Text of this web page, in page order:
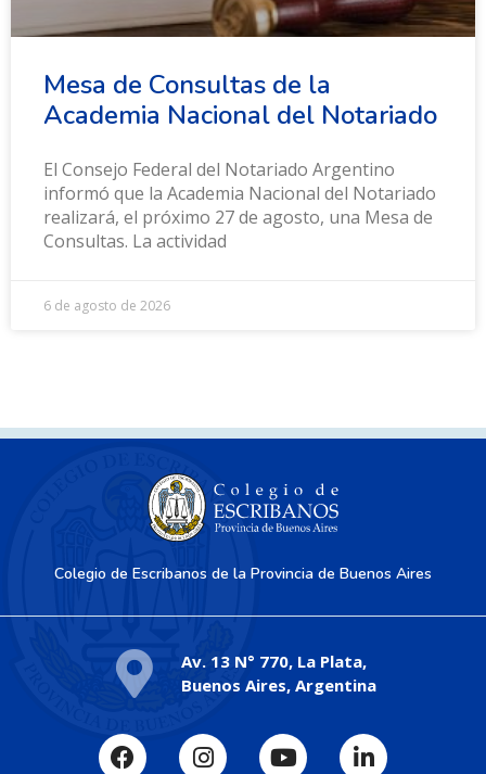
Mesa de Consultas de la
Academia Nacional del Notariado
El Consejo Federal del Notariado Argentino
informó que la Academia Nacional del Notariado
realizará, el próximo 27 de agosto, una Mesa de
Consultas. La actividad
6 de agosto de 2026
Colegio de Escribanos de la Provincia de Buenos Aires
Av. 13 N° 770, La Plata,
Buenos Aires, Argentina